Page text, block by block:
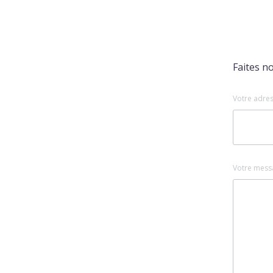
Faites
Votre
Votre